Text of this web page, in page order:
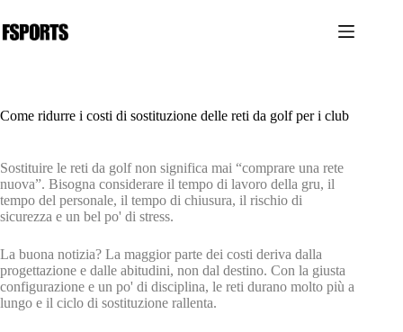
al
contenuto
Come ridurre i costi di sostituzione delle reti da golf per i club
Sostituire le reti da golf non significa mai “comprare una rete
nuova”. Bisogna considerare il tempo di lavoro della gru, il
tempo del personale, il tempo di chiusura, il rischio di
sicurezza e un bel po' di stress.
La buona notizia? La maggior parte dei costi deriva dalla
progettazione e dalle abitudini, non dal destino. Con la giusta
configurazione e un po' di disciplina, le reti durano molto più a
lungo e il ciclo di sostituzione rallenta.